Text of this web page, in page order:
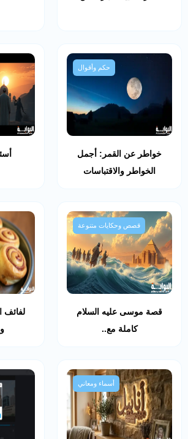
حكم وأقوال
خواطر عن القمر: أجمل
الخواطر والاقتباسات
قصص وحكايات متنوعة
قصة موسى عليه السلام
كاملة مع..
لفائف
أسماء ومعاني